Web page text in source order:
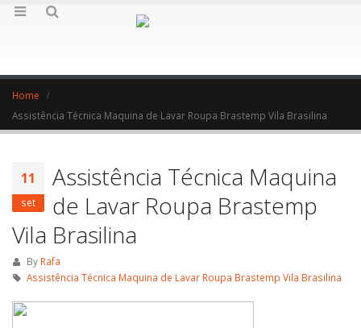
Home
Assistência Técnica Maquina de Lavar Roupa Brastemp Vila Brasilina
11
set
Assistência Técnica Maquina
de Lavar Roupa Brastemp
Vila Brasilina
By Rafa
Assistência Técnica Maquina de Lavar Roupa Brastemp Vila Brasilina